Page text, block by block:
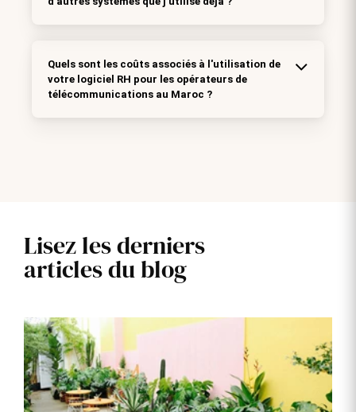
Quels sont les coûts associés à l'utilisation de
votre logiciel RH pour les opérateurs de
télécommunications au Maroc ?
Lisez les derniers
articles du blog